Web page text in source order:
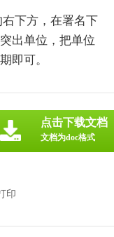
下方，在署名下
出单位，把单位
即可。
印
点击下载文档
文档为doc格式